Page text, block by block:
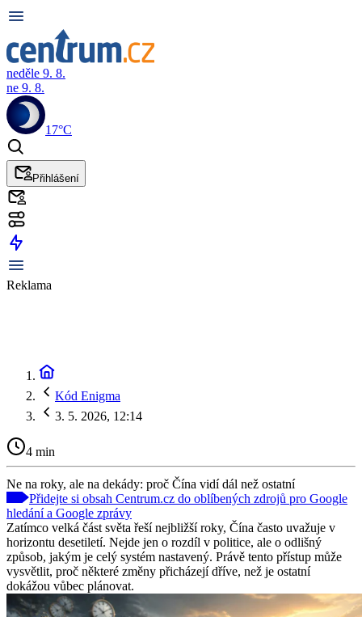
neděle 9. 8.
ne 9. 8.
17°C
Přihlášení
Reklama
Kód Enigma
3. 5. 2026, 12:14
4 min
Ne na roky, ale na dekády: proč Čína vidí dál než ostatní
Přidejte si obsah Centrum.cz do oblíbených zdrojů pro Google
hledání a Google zprávy
Zatímco velká část světa řeší nejbližší roky, Čína často uvažuje v
horizontu desetiletí. Nejde jen o rozdíl v politice, ale o odlišný
způsob, jakým je celý systém nastavený. Právě tento přístup může
vysvětlit, proč některé změny přicházejí dříve, než je ostatní
dokážou vůbec plánovat.